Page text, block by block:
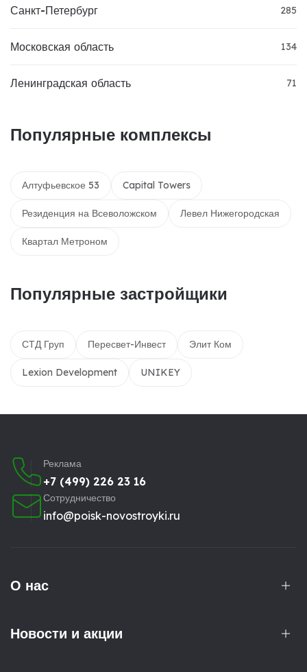
Санкт-Петербург 285
Московская область 134
Ленинградская область 71
Популярные комплексы
Алтуфьевское 53 Capital Towers
Резиденция на Всеволожском Левел Нижегородская
Квартал Метроном
Популярные застройщики
СТД Груп Пересвет-Инвест Элит Ком
Lexion Development UNIKEY
Реклама
+7 (499) 226 23 16
Сотрудничество
info@poisk-novostroyki.ru
О нас
Новости и акции